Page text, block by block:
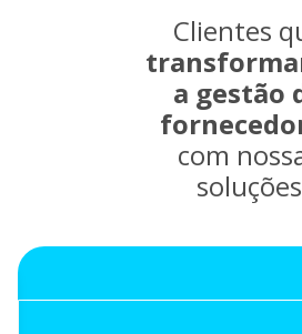
Clientes
a gestão
com
soluções